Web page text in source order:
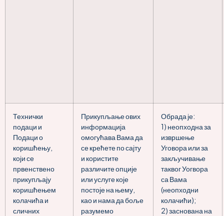
Технички
подаци и
Подаци о
коришћењу,
који се
првенствено
прикупљају
коришћењем
колачића и
сличних
Прикупљање ових
информација
омогућава Вама да
се крећете по сајту
и користите
различите опције
или услуге које
постоје на њему,
као и нама да боље
разумемо
Обрада је:
1) неопходна за
извршење
Уговора или за
закључивање
таквог Уогвора
са Вама
(неопходни
колачићи);
2) заснована на